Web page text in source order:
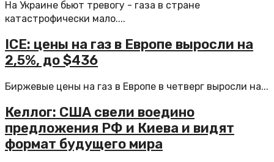
На Украине бьют тревогу - газа в стране
катастрофически мало....
ICE: цены на газ в Европе выросли на
2,5%, до $436
Биржевые цены на газ в Европе в четверг выросли на...
Келлог: США свели воедино
предложения РФ и Киева и видят
формат будущего мира